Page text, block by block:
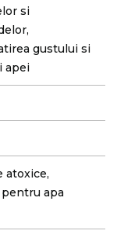
si
gustului si
apei
atoxice,
apa